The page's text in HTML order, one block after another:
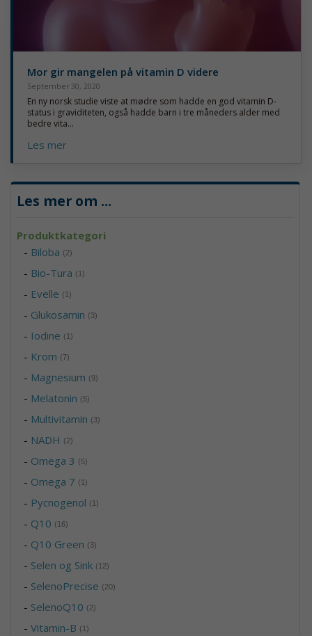
Mor gir mangelen på vitamin D videre
September 30, 2020
En ny norsk studie viste at mødre som hadde en god vitamin D-
status i graviditeten, også hadde barn i tre måneders alder med
bedre vita...
Les mer
Les mer om ...
Produktkategori
- Biloba (2)
- Bio-Tura (1)
- Evelle (1)
- Glukosamin (3)
- Iodine (1)
- Krom (7)
- Magnesium (9)
- Melatonin (5)
- Multivitamin (3)
- NADH (2)
- Omega 3 (5)
- Omega 7 (1)
- Pycnogenol (1)
- Q10 (16)
- Q10 Green (3)
- Selen og Sink (12)
- SelenoPrecise (20)
- SelenoQ10 (2)
-Vitamin-B (1)